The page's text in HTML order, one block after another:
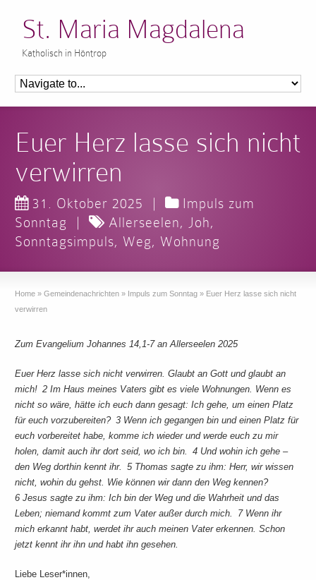
St. Maria Magdalena
Katholisch in Höntrop
Euer Herz lasse sich nicht
verwirren
31. Oktober 2025 |
Impuls zum
Sonntag
| Allerseelen, Joh,
Sonntagsimpuls, Weg, Wohnung
Home » Gemeindenachrichten » Impuls zum Sonntag » Euer Herz lasse sich nicht
verwirren
Zum Evangelium Johannes 14,1-7 an Allerseelen 2025
Euer Herz lasse sich nicht verwirren. Glaubt an Gott und glaubt an
mich! 2 Im Haus meines Vaters gibt es viele Wohnungen. Wenn es
nicht so wäre, hätte ich euch dann gesagt: Ich gehe, um einen Platz
für euch vorzubereiten? 3 Wenn ich gegangen bin und einen Platz für
euch vorbereitet habe, komme ich wieder und werde euch zu mir
holen, damit auch ihr dort seid, wo ich bin. 4 Und wohin ich gehe –
den Weg dorthin kennt ihr. 5 Thomas sagte zu ihm: Herr, wir wissen
nicht, wohin du gehst. Wie können wir dann den Weg kennen?
6 Jesus sagte zu ihm: Ich bin der Weg und die Wahrheit und das
Leben; niemand kommt zum Vater außer durch mich. 7 Wenn ihr
mich erkannt habt, werdet ihr auch meinen Vater erkennen. Schon
jetzt kennt ihr ihn und habt ihn gesehen.
Liebe Leser*innen,